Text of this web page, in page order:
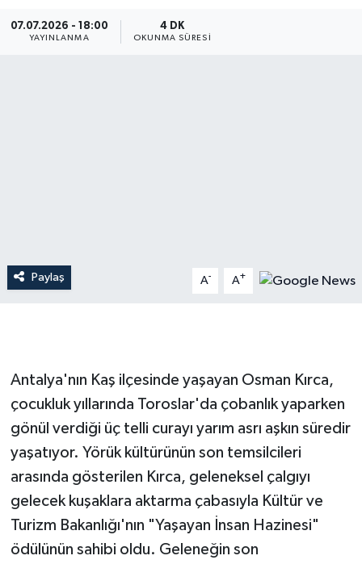
07.07.2026 - 18:00
YAYINLANMA
4 DK
OKUNMA SÜRESI
Paylaş A- A+
Antalya'nın Kaş ilçesinde yaşayan Osman Kırca,
çocukluk yıllarında Toroslar'da çobanlık yaparken
gönül verdiği üç telli curayı yarım asrı aşkın süredir
yaşatıyor. Yörük kültürünün son temsilcileri
arasında gösterilen Kırca, geleneksel çalgıyı
gelecek kuşaklara aktarma çabasıyla Kültür ve
Turizm Bakanlığı'nın "Yaşayan İnsan Hazinesi"
ödülünün sahibi oldu. Geleneğin son
Resmi Reklamlar